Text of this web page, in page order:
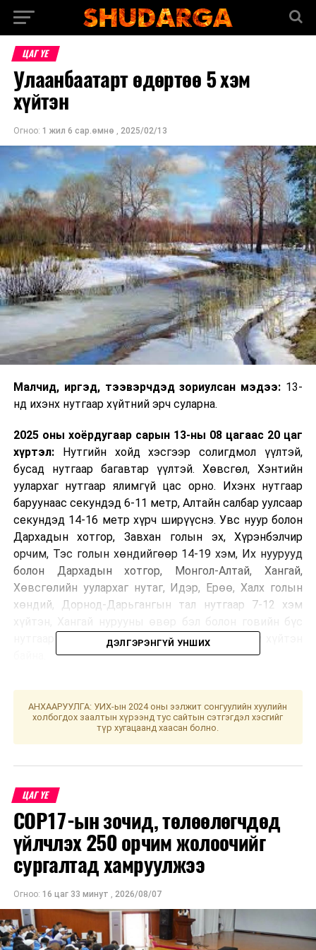
ЦАГ ҮЕ
Улаанбаатарт өдөртөө 5 хэм
хүйтэн
Огноо: 1 жил 6 сар.өмнө , 2025/02/13
Малчид, иргэд, тээвэрчдэд зориулсан мэдээ: 13-
нд ихэнх нутгаар хүйтний эрч суларна.
2025 оны хоёрдугаар сарын 13-ны 08 цагаас 20 цаг
хүртэл:Нутгийн хойд хэсгээр солигдмол үүлтэй,
бусад нутгаар багавтар үүлтэй. Хөвсгөл, Хэнтийн
уулархаг нутгаар ялимгүй цас орно. Ихэнх нутгаар
баруунаас секундэд 6-11 метр, Алтайн салбар уулсаар
секундэд 14-16 метр хүрч ширүүснэ. Увс нуур болон
Дархадын хотгор, Завхан голын эх, Хүрэнбэлчир
орчим, Тэс голын хөндийгөөр 14-19 хэм, Их нуурууд
болон Дархадын хотгор, Монгол-Алтай, Хангай,
Хөвсгөлийн уулархаг нутаг, Идэр, Ерөө, Халх голын
хөндий, Дорнод-Дарьгангын тал нутгаар 7-12 хэм
нутгаар 0-5 хэм дулаан, бусад нутгаар 1-6 хэм хүйтэн
УЛААНБААТАР ХОТ ОРЧМООР:Үүлшинэ,
цас орохгүй. Салхи баруунаас секундэд 6-
11 метр. 3-5 хэм хүйтэн байна.
ТЭРЭЛЖ ОРЧМООР:Үүлшинэ, цас
орохгүй. Салхи баруунаас секундэд 4-9
метр. 4-6 хэм хүйтэн байна.
2025 оны хоёрдугаар сарын 14-нөөс 18-ныг хүртэлх
цаг агаарын урьдчилсан төлөв
Хоёрдугаар сарын 14-нд баруун болон төвийн
ДЭЛГЭРЭНГҮЙ УНШИХ
АНХААРУУЛГА: УИХ-ын 2024 оны ээлжит сонгуулийн хуулийн
холбогдох заалтын хүрээнд тус сайтын сэтгэгдэл хэсгийг
түр хугацаанд хаасан болно.
ЦАГ ҮЕ
COP17-ын зочид, төлөөлөгчдөд
үйлчлэх 250 орчим жолоочийг
сургалтад хамруулжээ
Огноо: 16 цаг 33 минут , 2026/08/07